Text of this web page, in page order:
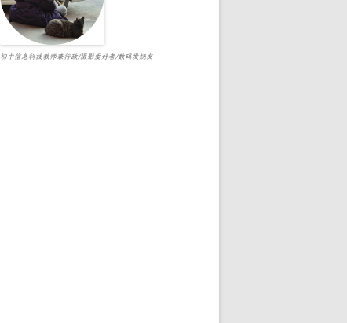
初中信息科技教师兼行政/摄影爱好者/数码发烧友